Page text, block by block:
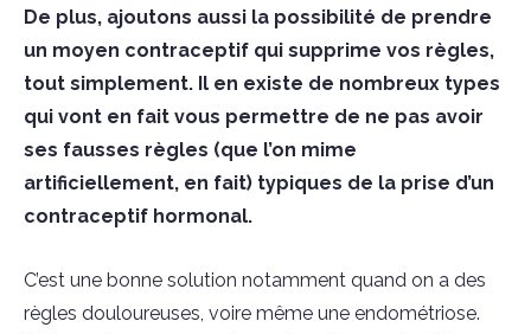
De plus, ajoutons aussi la possibilité de prendre
un moyen contraceptif qui supprime vos règles,
tout simplement. Il en existe de nombreux types
qui vont en fait vous permettre de ne pas avoir
ses fausses règles (que l’on mime
artificiellement, en fait) typiques de la prise d’un
contraceptif hormonal.
C’est une bonne solution notamment quand on a des
règles douloureuses, voire même une endométriose.